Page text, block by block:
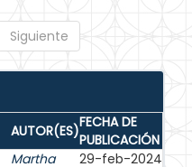
Siguiente
AUTOR(ES)FECHA DE
PUBLICACIÓN
Martha
29-feb-2024